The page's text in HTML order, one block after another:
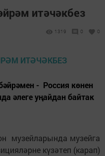
итәчәкбез
1319 0 0
- Россия көнен
әлеге уңайдан байтак
музейларында музейга
күзәтеп (карап)